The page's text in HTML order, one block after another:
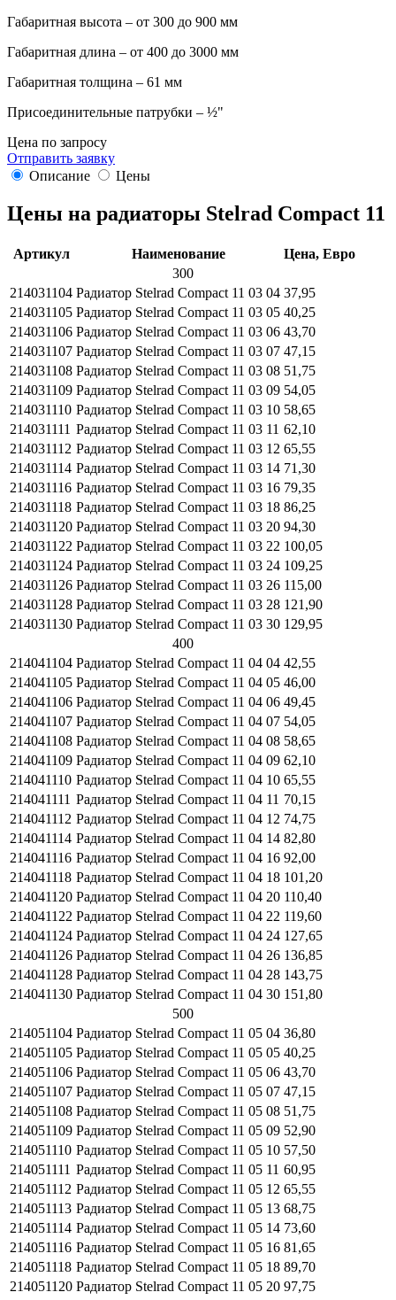
Габаритная высота – от 300 до 900 мм
Габаритная длина – от 400 до 3000 мм
Габаритная толщина – 61 мм
Присоединительные патрубки – ½"
Цена по запросу
Отправить заявку
Описание
Цены
Цены на радиаторы Stelrad Compact 11
Артикул Наименование
Цена, Евро
300
214031104 Радиатор Stelrad Compact 11 03 04 37,95
214031105 Радиатор Stelrad Compact 11 03 05 40,25
214031106 Радиатор Stelrad Compact 11 03 06 43,70
214031107 Радиатор Stelrad Compact 11 03 07 47,15
214031108 Радиатор Stelrad Compact 11 03 08 51,75
214031109 Радиатор Stelrad Compact 11 03 09 54,05
214031110 Радиатор Stelrad Compact 11 03 10 58,65
214031111 Радиатор Stelrad Compact 11 03 11 62,10
214031112 Радиатор Stelrad Compact 11 03 12 65,55
214031114 Радиатор Stelrad Compact 11 03 14 71,30
214031116 Радиатор Stelrad Compact 11 03 16 79,35
214031118 Радиатор Stelrad Compact 11 03 18 86,25
214031120 Радиатор Stelrad Compact 11 03 20 94,30
214031122 Радиатор Stelrad Compact 11 03 22 100,05
214031124 Радиатор Stelrad Compact 11 03 24 109,25
214031126 Радиатор Stelrad Compact 11 03 26 115,00
214031128 Радиатор Stelrad Compact 11 03 28 121,90
214031130 Радиатор Stelrad Compact 11 03 30 129,95
400
214041104 Радиатор Stelrad Compact 11 04 04 42,55
214041105 Радиатор Stelrad Compact 11 04 05 46,00
214041106 Радиатор Stelrad Compact 11 04 06 49,45
214041107 Радиатор Stelrad Compact 11 04 07 54,05
214041108 Радиатор Stelrad Compact 11 04 08 58,65
214041109 Радиатор Stelrad Compact 11 04 09 62,10
214041110 Радиатор Stelrad Compact 11 04 10 65,55
214041111 Радиатор Stelrad Compact 11 04 11 70,15
214041112 Радиатор Stelrad Compact 11 04 12 74,75
214041114 Радиатор Stelrad Compact 11 04 14 82,80
214041116 Радиатор Stelrad Compact 11 04 16 92,00
214041118 Радиатор Stelrad Compact 11 04 18 101,20
214041120 Радиатор Stelrad Compact 11 04 20 110,40
214041122 Радиатор Stelrad Compact 11 04 22 119,60
214041124 Радиатор Stelrad Compact 11 04 24 127,65
214041126 Радиатор Stelrad Compact 11 04 26 136,85
214041128 Радиатор Stelrad Compact 11 04 28 143,75
214041130 Радиатор Stelrad Compact 11 04 30 151,80
500
214051104 Радиатор Stelrad Compact 11 05 04 36,80
214051105 Радиатор Stelrad Compact 11 05 05 40,25
214051106 Радиатор Stelrad Compact 11 05 06 43,70
214051107 Радиатор Stelrad Compact 11 05 07 47,15
214051108 Радиатор Stelrad Compact 11 05 08 51,75
214051109 Радиатор Stelrad Compact 11 05 09 52,90
214051110 Радиатор Stelrad Compact 11 05 10 57,50
214051111 Радиатор Stelrad Compact 11 05 11 60,95
214051112 Радиатор Stelrad Compact 11 05 12 65,55
214051113 Радиатор Stelrad Compact 11 05 13 68,75
214051114 Радиатор Stelrad Compact 11 05 14 73,60
214051116 Радиатор Stelrad Compact 11 05 16 81,65
214051118 Радиатор Stelrad Compact 11 05 18 89,70
214051120 Радиатор Stelrad Compact 11 05 20 97,75